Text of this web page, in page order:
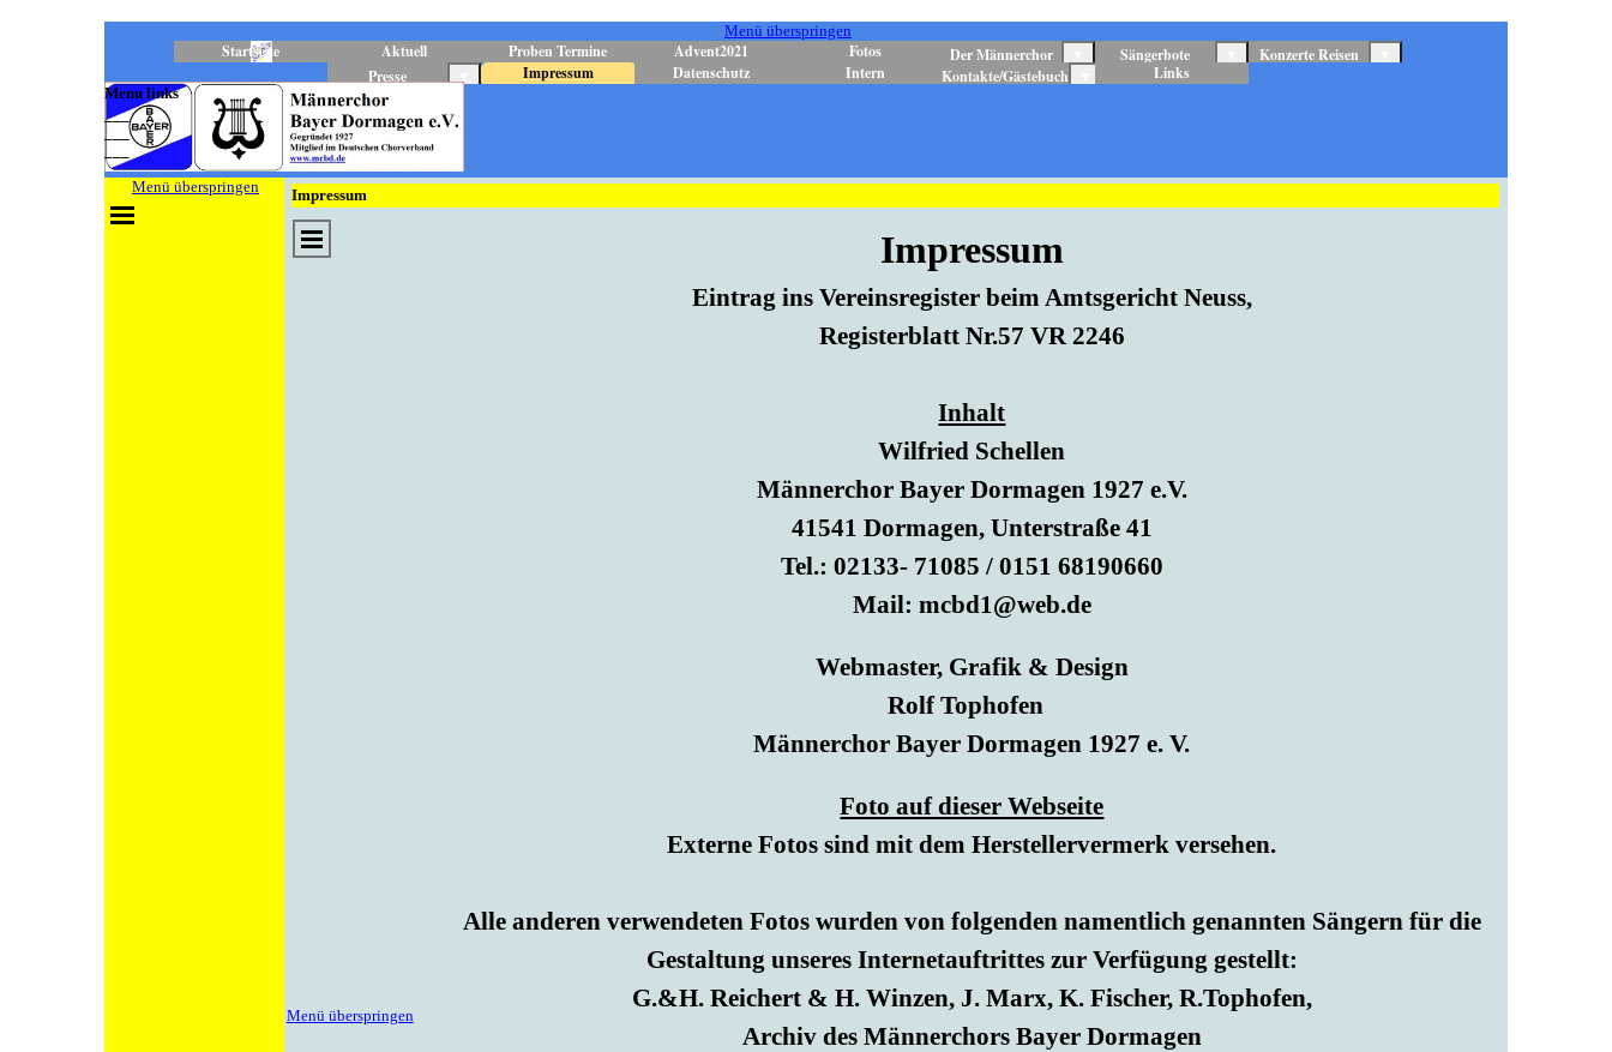
Menü überspringen
Startseite Aktuell Proben Termine Advent2021 Fotos Der Männerchor Sängerbote Konzerte Reisen
Presse
Impressum Datenschutz Intern Kontakte/Gästebuch Links
Menu links
___
___
Menü überspringen
Impressum
Menü überspringen
Impressum
Eintrag ins Vereinsregister beim Amtsgericht Neuss,
Registerblatt Nr.57 VR 2246
Inhalt
Wilfried Schellen
Männerchor Bayer Dormagen 1927 e.V.
41541 Dormagen, Unterstraße 41
Tel.: 02133- 71085 / 0151 68190660
Mail: mcbd1@web.de
Webmaster, Grafik & Design
Rolf Tophofen
Männerchor Bayer Dormagen 1927 e. V.
Foto auf dieser Webseite
Externe Fotos sind mit dem Herstellervermerk versehen.
Alle anderen verwendeten Fotos wurden von folgenden namentlich genannten Sängern für die
Gestaltung unseres Internetauftrittes zur Verfügung gestellt:
G.&H. Reichert & H. Winzen, J. Marx, K. Fischer, R.Tophofen,
Archiv des Männerchors Bayer Dormagen